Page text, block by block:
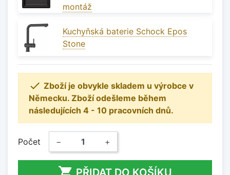
montáž
Kuchyňská baterie Schock Epos
Stone
 Zboží je obvykle skladem u výrobce v
Německu. Zboží odešleme během
následujících 4 - 10 pracovních dnů.
Počet − +
PŘIDAT DO KOŠÍKU